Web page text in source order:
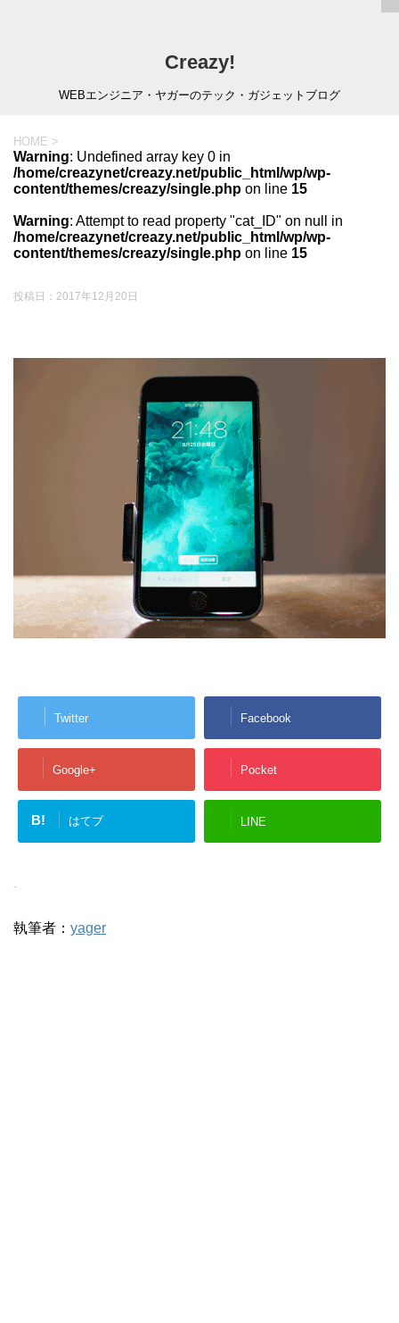
Creazy!
WEBエンジニア・ヤガーのテック・ガジェットブログ
HOME >
Warning: Undefined array key 0 in
/home/creazynet/creazy.net/public_html/wp/wp-
content/themes/creazy/single.php on line 15
Warning: Attempt to read property "cat_ID" on null in
/home/creazynet/creazy.net/public_html/wp/wp-
content/themes/creazy/single.php on line 15
投稿日： 2017年12月20日
Twitter Facebook
Google+ Pocket
B! はてブ LINE
-
執筆者： yager